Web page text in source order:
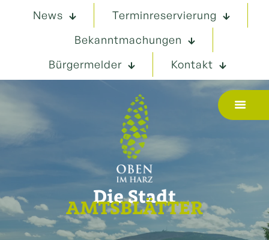
News
Terminreservierung
Bekanntmachungen
Bürgermelder
Kontakt
Die Stadt
AMTSBLÄTTER